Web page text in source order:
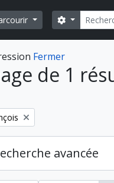
Search
Fermer
de 1
avancée